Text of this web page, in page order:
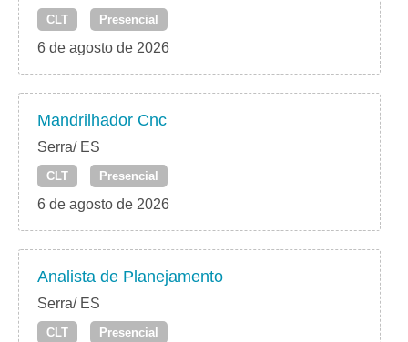
CLT Presencial
6 de agosto de 2026
Mandrilhador Cnc
Serra/ ES
CLT Presencial
6 de agosto de 2026
Analista de Planejamento
Serra/ ES
CLT Presencial